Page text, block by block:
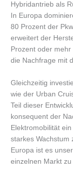
Hybridantrieb als
In Europa
80 Prozent der
erweitert der
Prozent oder
die Nachfrage mit
Gleichzeitig
wie der Urban
Teil dieser
konsequent der
Elektromobilität
starkes Wachstum
Europa ist es
einzelnen Markt